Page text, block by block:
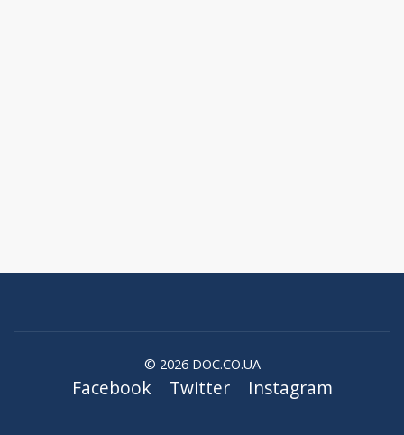
© 2026 DOC.CO.UA
Facebook Twitter Instagram